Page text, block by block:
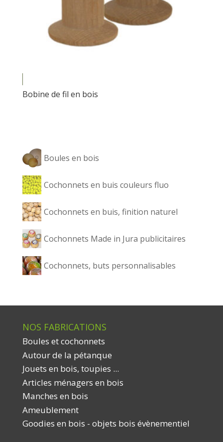
Bobine de fil en bois
Boules en bois
Cochonnets en buis couleurs fluo
Cochonnets en buis, finition naturel
Cochonnets Made in Jura publicitaires
Cochonnets, buts personnalisables
NOS FABRICATIONS
Boules et cochonnets
Autour de la pétanque
Jouets en bois, toupies ...
Articles ménagers en bois
Manches en bois
Ameublement
Goodies en bois - objets bois évènementiel